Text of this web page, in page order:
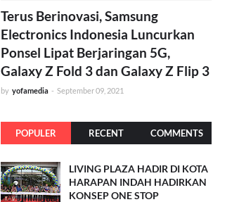
Terus Berinovasi, Samsung
Electronics Indonesia Luncurkan
Ponsel Lipat Berjaringan 5G,
Galaxy Z Fold 3 dan Galaxy Z Flip 3
by yofamedia - September 09, 2021
POPULER RECENT COMMENTS
LIVING PLAZA HADIR DI KOTA
HARAPAN INDAH HADIRKAN
KONSEP ONE STOP